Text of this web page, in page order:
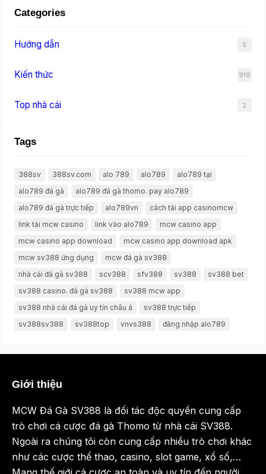
Categories
Hướng dẫn 5
Kiến thức 919
Top nhà cái 2
Tags
388sv 388sv.com alo 789 alo789
alo789 tại
alo789 đá gà
alo789 đá gà thomo. pay alo789
alo789 đá gà trực tiếp
alo789vn
cách tải app casinomcw
link tải mcw casino
link vào alo789
mcw casino app
mcw casino app download
mcw casino app download apk
mcw sv388 ứng dụng
mcw đá gà sv388
nhà cái đá gà sv388
scv388 sfv388 sv388
sv388 bet
sv388 casino. đá gà sv388
sv388 mcw app
sv388 nhà cái đá gà uy tín châu á
sv388 trực tiếp
sv388sv388
sv388top vnvs388 đăng nhập alo789
Giới thiệu
MCW Đá Gà SV388 là đối tác độc quyền cung cấp
trò chơi cá cược đá gà Thomo từ nhà cái SV388.
Ngoài ra chúng tôi còn cung cấp nhiều trò chơi khác
như các cược thể thao, casino, slot game, xổ số,…